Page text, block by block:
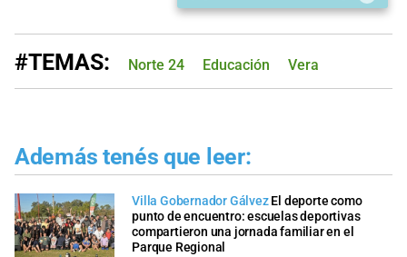
#TEMAS: Norte 24 Educación Vera
Además tenés que leer:
Villa Gobernador Gálvez El deporte como
punto de encuentro: escuelas deportivas
compartieron una jornada familiar en el
Parque Regional